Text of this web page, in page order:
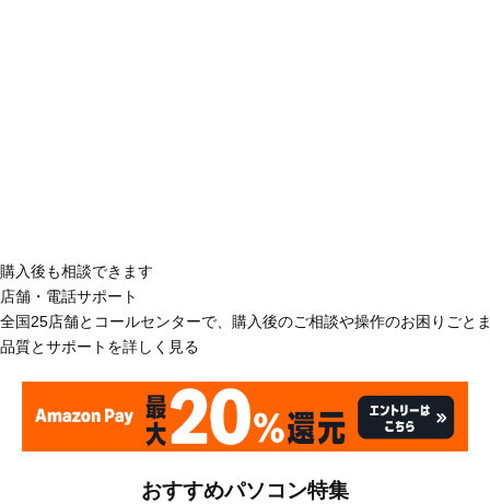
購入後も相談できます
店舗・電話サポート
全国25店舗とコールセンターで、購入後のご相談や操作のお困りごと
品質とサポートを詳しく見る
おすすめパソコン特集